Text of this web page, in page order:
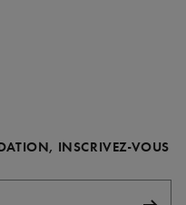
INSCRIVEZ-VOUS